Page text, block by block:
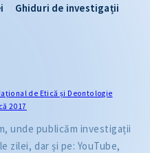
Ghiduri de investigații
de Etică și Deontologie
2017
unde publicăm investigații
zilei, dar și pe: YouTube,